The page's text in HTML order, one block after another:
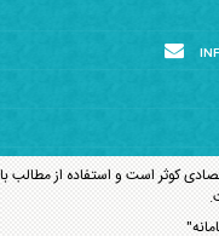
کوثر است و استفاده از مطالب با